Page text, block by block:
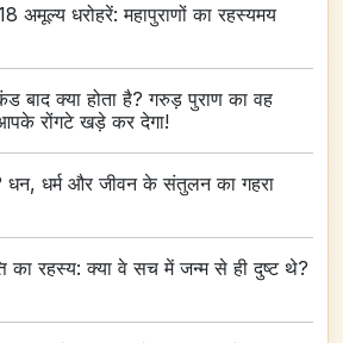
अमूल्य धरोहरें: महापुराणों का रहस्यमय
बाद क्या होता है? गरुड़ पुराण का वह
आपके रोंगटे खड़े कर देगा!
धन, धर्म और जीवन के संतुलन का गहरा
का रहस्य: क्या वे सच में जन्म से ही दुष्ट थे?